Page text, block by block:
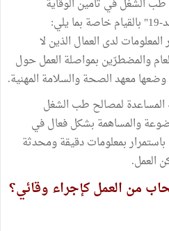
الشغل في تأمين الوقاية
لدى العمال الذين لا
والمضطرّين بمواصلة العمل حول
معهد الصحة والسلامة المهنية.
لمصالح طب الشغل
والمساهمة بشكل فعال في
بمعلومات دقيقة ومحدثة
العمل.
من العمل كإجراء وقائي؟